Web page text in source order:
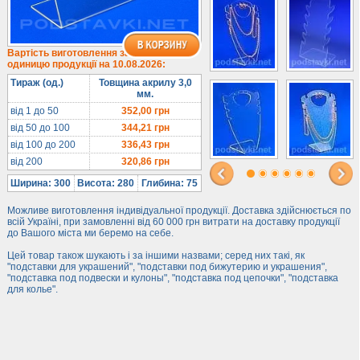
Під браслети
Під кільця
Прозорі
Матові
Гірки та подіуми
Під косметику
Під солодке
Для хот-догів
Лототрони
Ящики з акрилу
Цінники
Засоби захисту
Інформ. стенди
Підлогові стійки
Вартість виготовлення за
одиницю продукції на 10.08.2026:
Тираж (од.)
Товщина акрилу 3,0
мм.
від 1 до 50
352,00грн
від 50 до 100
344,21грн
від 100 до 200
336,43грн
від 200
320,86грн
Ширина: 300
Висота: 280 Глибина: 75
Можливе виготовлення індивідуальної продукції. Доставка здійснюється по
всій Україні, при замовленні від 60 000 грн витрати на доставку продукції
до Вашого міста ми беремо на себе.
Цей товар також шукають і за іншими назвами; серед них такі, як
"подставки для украшений", "подставки под бижутерию и украшения",
"подставка под подвески и кулоны", "подставка под цепочки", "подставка
для колье".